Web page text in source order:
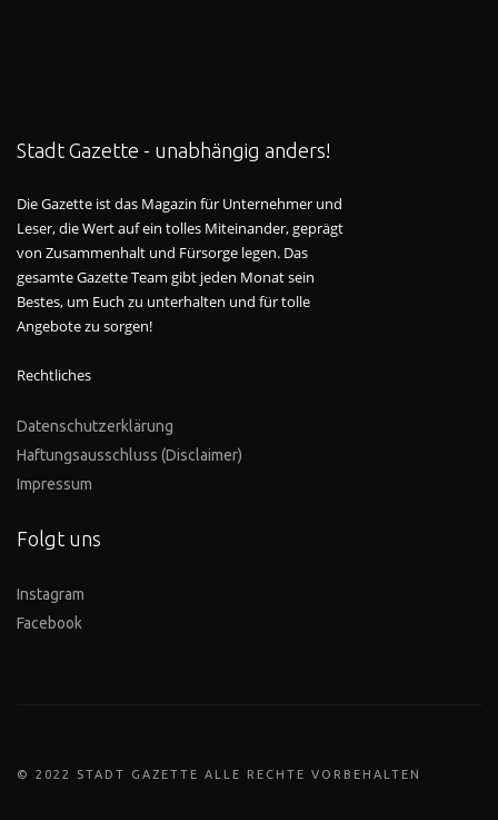
Stadt Gazette - unabhängig anders!
Die Gazette ist das Magazin für Unternehmer und
Leser, die Wert auf ein tolles Miteinander, geprägt
von Zusammenhalt und Fürsorge legen. Das
gesamte Gazette Team gibt jeden Monat sein
Bestes, um Euch zu unterhalten und für tolle
Angebote zu sorgen!
Rechtliches
Datenschutzerklärung
Haftungsausschluss (Disclaimer)
Impressum
Folgt uns
Instagram
Facebook
© 2022 STADT GAZETTE ALLE RECHTE VORBEHALTEN